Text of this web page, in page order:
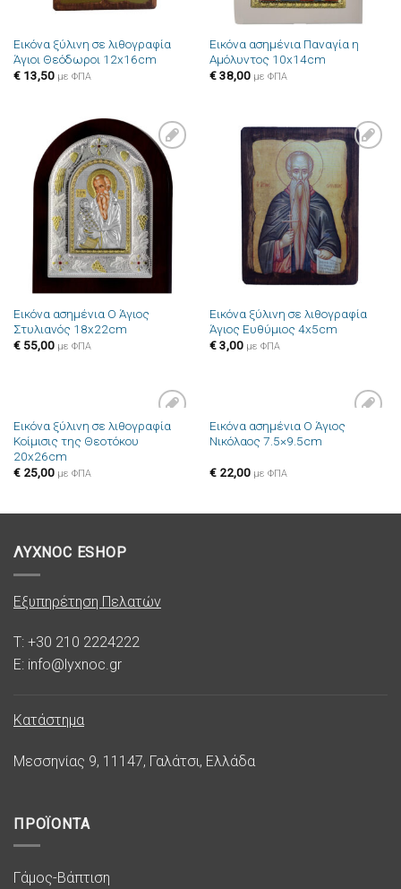
Εικόνα ξύλινη σε λιθογραφία
Άγιοι Θεόδωροι 12x16cm
€13,50 με ΦΠΑ
Εικόνα ασημένια Παναγία η
Αμόλυντος 10x14cm
€38,00 με ΦΠΑ
Πρόσθήκη
στην λίστα
επιθυμιών
Εικόνα ασημένια Ο Άγιος
Στυλιανός 18x22cm
€55,00 με ΦΠΑ
Πρόσθήκη
στην λίστα
επιθυμιών
Εικόνα ξύλινη σε λιθογραφία
Άγιος Ευθύμιος 4x5cm
€3,00 με ΦΠΑ
Πρόσθήκη
στην λίστα
Εικόνα ξύλινη σε λιθογραφία
Κοίμισις της Θεοτόκου
20x26cm
€25,00 με ΦΠΑ
Πρόσθήκη
Εικόνα ασημένια Ο Άγιος
Νικόλαος 7.5×9.5cm
€22,00 με ΦΠΑ
ΛΥΧΝΟC ESHOP
Εξυπηρέτηση Πελατών
T: +30 210 2224222
E: info@lyxnoc.gr
Κατάστημα
Μεσσηνίας 9, 11147, Γαλάτσι, Ελλάδα
ΠΡΟΪΟΝΤΑ
Γάμος-Βάπτιση